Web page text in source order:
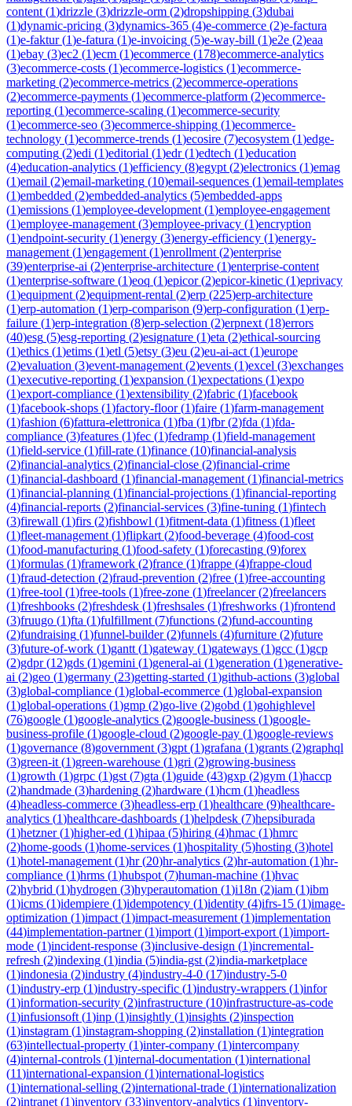
content (1)drizzle (3)drizzle-orm (2)dropshipping (3)dubai
(1)dynamic-pricing (3)dynamics-365 (4)e-commerce (2)e-factura
(1)e-faktur(1)e-fatura (1)e-invoicing (5)e-way-bill (1)e2e (2)eaa
(1)ebay (3)ec2 (1)ecm (1)ecommerce (178)ecommerce-analytics
(3)ecommerce-costs (1)ecommerce-logistics (1)ecommerce-
marketing (2)ecommerce-metrics (2)ecommerce-operations
(2)ecommerce-payments (1)ecommerce-platform (2)ecommerce-
reporting (1)ecommerce-scaling (1)ecommerce-security
(1)ecommerce-seo (3)ecommerce-shipping (1)ecommerce-
technology (1)ecommerce-trends (1)ecosire (7)ecosystem (1)edge-
computing (2)edi (1)editorial (1)edr(1)edtech (1)education
(4)education-analytics (1)efficiency (8)egypt (2)electronics (1)emag
(1)email (2)email-marketing (10)email-sequences (1)email-templates
(1)embedded (2)embedded-analytics (5)embedded-apps
(1)emissions (1)employee-development (1)employee-engagement
(1)employee-management (3)employee-privacy (1)encryption
(1)endpoint-security (1)energy (3)energy-efficiency (1)energy-
management (1)engagement (1)enrollment (2)enterprise
(39)enterprise-ai (2)enterprise-architecture (1)enterprise-content
(1)enterprise-software (1)eoq (1)epicor(2)epicor-kinetic (1)eprivacy
(1)equipment (2)equipment-rental (2)erp (225)erp-architecture
(1)erp-automation (1)erp-comparison (9)erp-configuration (1)erp-
failure (1)erp-integration (8)erp-selection (2)erpnext (18)errors
(40)esg (5)esg-reporting (2)esignature (1)eta (2)ethical-sourcing
(1)ethics (1)etims (1)etl (5)etsy (3)eu (2)eu-ai-act (1)europe
(2)evaluation (3)event-management (2)events (1)excel (3)exchanges
(1)executive-reporting (1)expansion (1)expectations (1)expo
(1)export-compliance (1)extensibility (2)fabric (1)facebook
(1)facebook-shops (1)factory-floor(1)faire (1)farm-management
(1)fashion (6)fattura-elettronica (1)fba (1)fbr(2)fda (1)fda-
compliance (3)features (1)fec (1)fedramp (1)field-management
(1)field-service (1)fill-rate (1)finance (10)financial-analysis
(2)financial-analytics (2)financial-close (2)financial-crime
(1)financial-dashboard (1)financial-management (1)financial-metrics
(1)financial-planning (1)financial-projections (1)financial-reporting
(4)financial-reports (2)financial-services (3)fine-tuning (1)fintech
(3)firewall (1)firs (2)fishbowl (1)fitment-data (1)fitness (1)fleet
(1)fleet-management (1)flipkart (2)food-beverage (4)food-cost
(1)food-manufacturing (1)food-safety (1)forecasting (9)forex
(1)formulas (1)framework (2)france (1)frappe (4)frappe-cloud
(1)fraud-detection (2)fraud-prevention (2)free (1)free-accounting
(1)free-tool (1)free-tools (1)free-zone (1)freelancer(2)freelancers
(1)freshbooks (2)freshdesk (1)freshsales (1)freshworks (1)frontend
(3)fruugo (1)fta (1)fulfillment (7)functions (2)fund-accounting
(2)fundraising (1)funnel-builder(2)funnels (4)furniture (2)future
(3)future-of-work (1)gantt (1)gateway (1)gateways (1)gcc (1)gcp
(2)gdpr(12)gds (1)gemini (1)general-ai (1)generation (1)generative-
ai (2)geo (1)germany (23)getting-started (1)github-actions (3)global
(3)global-compliance (1)global-ecommerce (1)global-expansion
(1)global-operations (1)gmp (2)go-live (2)gobd (1)gohighlevel
(76)google (1)google-analytics (2)google-business (1)google-
business-profile (1)google-cloud (2)google-pay (1)google-reviews
(1)governance (8)government (3)gpt (1)grafana (1)grants (2)graphql
(3)green-it (1)green-warehouse (1)gri (2)growing-business
(1)growth (1)grpc (1)gst (7)gta (1)guide (43)gxp (2)gym (1)haccp
(2)handmade (3)hardening (2)hardware (1)hcm (1)headless
(4)headless-commerce (3)headless-erp (1)healthcare (9)healthcare-
analytics (1)healthcare-dashboards (1)helpdesk (7)hepsiburada
(1)hetzner(1)higher-ed (1)hipaa (5)hiring (4)hmac (1)hmrc
(2)home-goods (1)home-services (1)hospitality (5)hosting (3)hotel
(1)hotel-management (1)hr(20)hr-analytics (2)hr-automation (1)hr-
compliance (1)hrms (1)hubspot (7)human-machine (1)hvac
(2)hybrid (1)hydrogen (3)hyperautomation (1)i18n (2)iam (1)ibm
(1)icms (1)idempiere (1)idempotency (1)identity (4)ifrs-15 (1)image-
optimization (1)impact (1)impact-measurement (1)implementation
(44)implementation-partner(1)import (1)import-export (1)import-
mode (1)incident-response (3)inclusive-design (1)incremental-
refresh (2)indexing (1)india (5)india-gst (2)india-marketplace
(1)indonesia (2)industry (4)industry-4-0 (17)industry-5-0
(1)industry-erp (1)industry-specific (1)industry-wrappers (1)infor
(1)information-security (2)infrastructure (10)infrastructure-as-code
(1)infusionsoft (1)inp (1)insightly (1)insights (2)inspection
(1)instagram (1)instagram-shopping (2)installation (1)integration
(63)intellectual-property (1)inter-company (1)intercompany
(4)internal-controls (1)internal-documentation (1)international
(11)international-expansion (1)international-logistics
(1)international-selling (2)international-trade (1)internationalization
(2)intranet (1)inventory (33)inventory-analytics (1)inventory-